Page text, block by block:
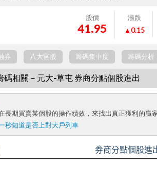
股價
41.95
漲跌
▲0.15
券 八大官股 籌碼集中度 籌碼分析
碼相關－元大-草屯 券商分點個股進出
長期買賣某個股的操作績效，來找出真正獲利的
秒知道是否上對大戶列車
券商分點個股進